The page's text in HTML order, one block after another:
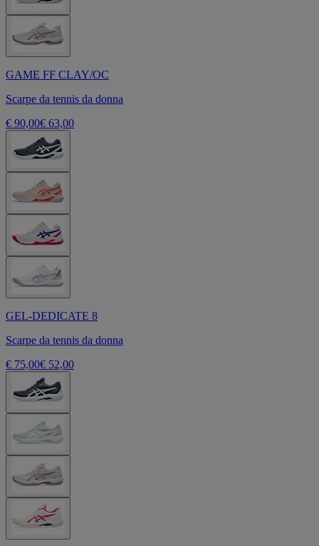
GAME FF CLAY/OC
Scarpe da tennis da donna
€ 90,00€ 63,00
GEL-DEDICATE 8
Scarpe da tennis da donna
€ 75,00€ 52,00